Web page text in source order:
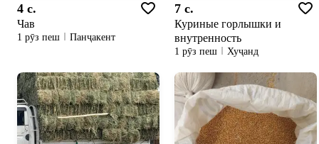
4 c.
Чав
1 рӯз пеш Панҷакент
7 c.
Куриные горлышки и
внутренность
1 рӯз пеш Хуҷанд